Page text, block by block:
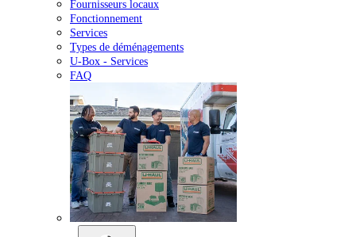
Fournisseurs locaux
Fonctionnement
Services
Types de déménagements
U-Box - Services
FAQ